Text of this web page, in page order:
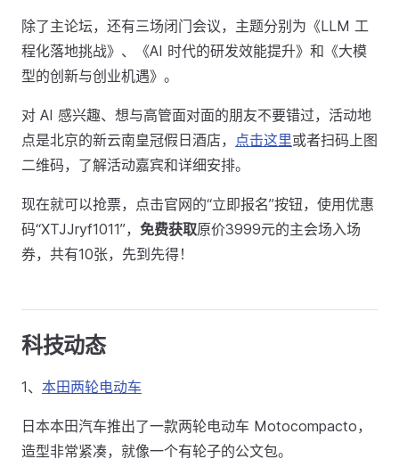
除了主论坛，还有三场闭门会议，主题分别为《LLM 工
程化落地挑战》、《AI 时代的研发效能提升》和《大模
型的创新与创业机遇》。
对 AI 感兴趣、想与高管面对面的朋友不要错过，活动地
点是北京的新云南皇冠假日酒店， 点击这里或者扫码上图
二维码，了解活动嘉宾和详细安排。
现在就可以抢票，点击官网的“立即报名”按钮，使用优惠
码“XTJJryf1011”， 免费获取原价3999元的主会场入场
券，共有10张，先到先得！
科技动态
1、 本田两轮电动车
日本本田汽车推出了一款两轮电动车 Motocompacto，
造型非常紧凑，就像一个有轮子的公文包。